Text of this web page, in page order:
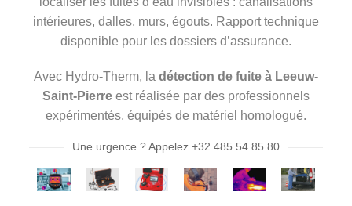
intérieures, dalles, murs, égouts. Rapport technique
disponible pour les dossiers d’assurance.
Avec Hydro-Therm, la détection de fuite à Leeuw-
Saint-Pierre est réalisée par des professionnels
expérimentés, équipés de matériel homologué.
Une urgence ? Appelez +32 485 54 85 80